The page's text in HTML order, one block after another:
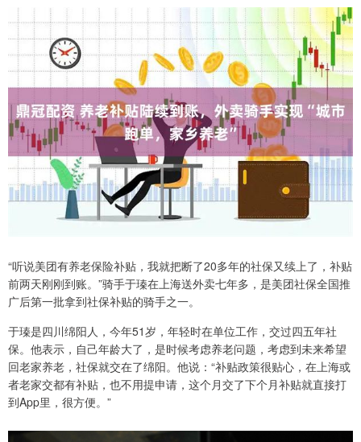
“听说美团有养老保险补贴，我就把断了20多年的社保又续上了，补贴
前两天刚刚到账。”骑手于瑧在上海送外卖七年多，是美团社保全国推
广后第一批拿到社保补贴的骑手之一。
于瑧是四川绵阳人，今年51岁，年轻时在单位工作，交过四五年社
保。他表示，自己年龄大了，是时候考虑养老问题，考虑到未来希望
回老家养老，社保就交在了绵阳。他说：“补贴政策很贴心，在上海或
者老家交都有补贴，也不用提申请，这个月交了下个月补贴就直接打
到App里，很方便。”